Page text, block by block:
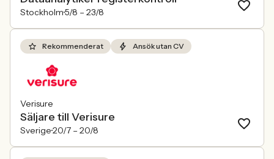
Stockholm5/8 – 23/8
Rekommenderat Ansök utan CV
Verisure
Säljare till Verisure
Sverige20/7 – 20/8